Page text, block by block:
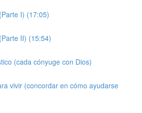
I) (17:05)
II) (15:54)
(cada cónyuge con Dios)
vivir (concordar en cómo ayudarse